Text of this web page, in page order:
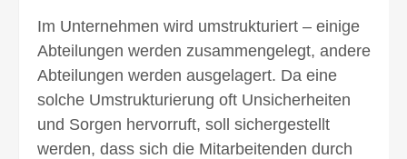
Im Unternehmen wird umstrukturiert – einige
Abteilungen werden zusammen­gelegt, andere
Abteilungen werden ausge­lagert. Da eine
solche Umstruk­turierung oft Unsicher­heiten
und Sorgen hervor­ruft, soll sicherge­stellt
werden, dass sich die Mitarbeitenden durch